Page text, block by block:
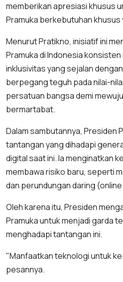
memberikan apresiasi khusus
Pramuka berkebutuhan khusus
Menurut Pratikno, inisiatif ini
Pramuka di Indonesia konsisten
inklusivitas yang sejalan
berpegang teguh pada nilai-
persatuan bangsa demi
bermartabat.
Dalam sambutannya, Presiden
tantangan yang dihadapi
digital saat ini. Ia menginatkan
membawa risiko baru, seperti
dan perundungan daring
Oleh karena itu, Presiden
Pramuka untuk menjadi garda
menghadapi tantangan ini.
"Manfaatkan teknologi untuk
pesannya.